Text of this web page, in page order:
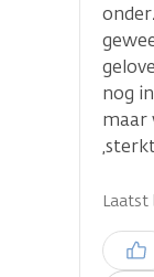
nog
maar
Laatst